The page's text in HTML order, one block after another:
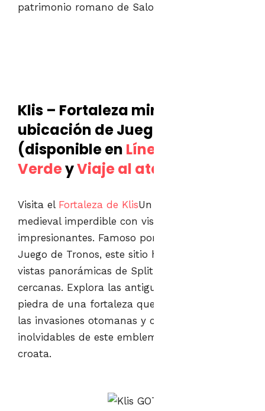
patrimonio romano de Salona.
Klis – Fortaleza mirador y
ubicación de Juego de Tronos
(disponible en Línea Azul
VerdeyViaje al atardecer
Visita el Fortaleza de KlisUn monumento
medieval imperdible con vistas
impresionantes. Famoso por su papel en
Juego de Tronos, este sitio histórico ofrece
vistas panorámicas de Split y las islas
cercanas. Explora las antiguas murallas de
piedra de una fortaleza que antaño resistió
las invasiones otomanas y captura fotos
inolvidables de este emblemático tesoro
croata.